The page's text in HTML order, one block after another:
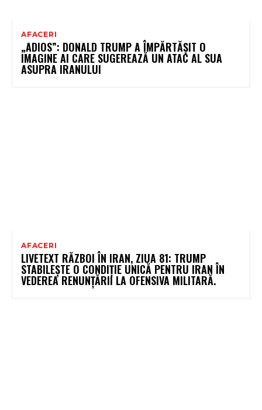
AFACERI
„ADIOS”: DONALD TRUMP A ÎMPĂRTĂȘIT O
IMAGINE AI CARE SUGEREAZĂ UN ATAC AL SUA
ASUPRA IRANULUI
AFACERI
LIVETEXT RĂZBOI ÎN IRAN, ZIUA 81: TRUMP
STABILEȘTE O CONDIȚIE UNICĂ PENTRU IRAN ÎN
VEDEREA RENUNȚĂRII LA OFENSIVA MILITARĂ.